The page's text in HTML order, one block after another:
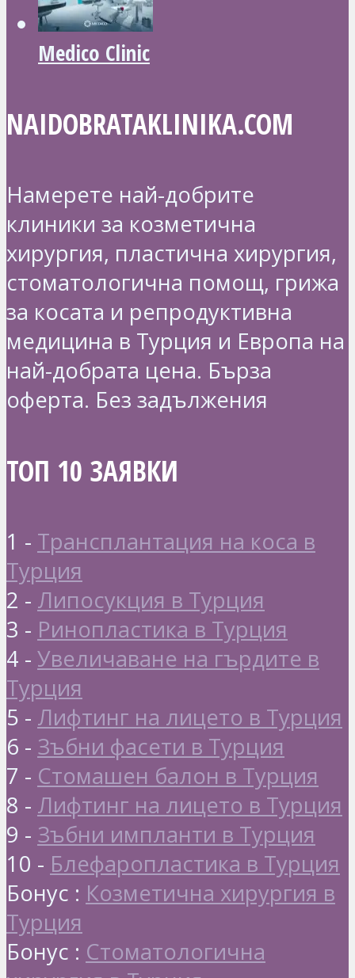
Medico Clinic
NAIDOBRATAKLINIKA.COM
Намерете най-добрите
клиники за козметична
хирургия, пластична хирургия,
стоматологична помощ, грижа
за косата и репродуктивна
медицина в Турция и Европа на
най-добрата цена. Бърза
оферта. Без задължения
ТОП 10 ЗАЯВКИ
1 - Трансплантация на коса в
Турция
2 - Липосукция в Турция
3 - Ринопластика в Турция
4 - Увеличаване на гърдите в
Турция
5 - Лифтинг на лицето в Турция
6 - Зъбни фасети в Турция
7 - Стомашен балон в Турция
8 - Лифтинг на лицето в Турция
9 - Зъбни импланти в Турция
10 - Блефаропластика в Турция
Бонус : Козметична хирургия в
Турция
Бонус : Стоматологична